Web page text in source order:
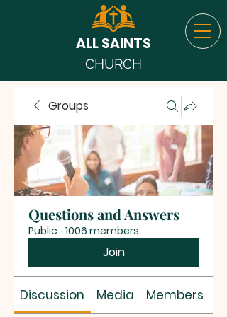
ALL SAINTS
CHURCH
Groups
Questions and Answers
Public · 1006 members
Join
Discussion Media Members